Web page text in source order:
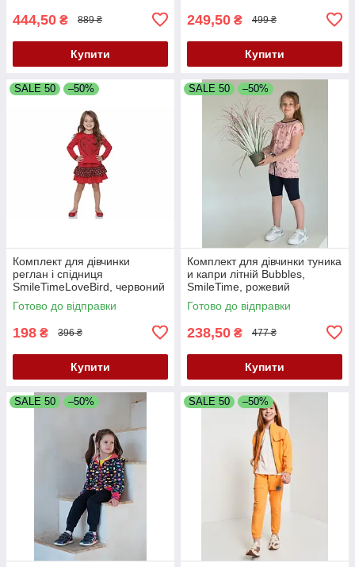
444,50 ₴ 889 ₴
Купити
249,50 ₴ 499 ₴
Купити
SALE 50 –50%
Комплект для дівчинки
реглан і спідниця
SmileTimeLoveBird, червоний
Готово до відправки
198 ₴ 396 ₴
Купити
SALE 50 –50%
Комплект для дівчинки туника
и капри літній Bubbles,
SmileTime, рожевий
Готово до відправки
238,50 ₴ 477 ₴
Купити
SALE 50 –50% SALE 50 –50%